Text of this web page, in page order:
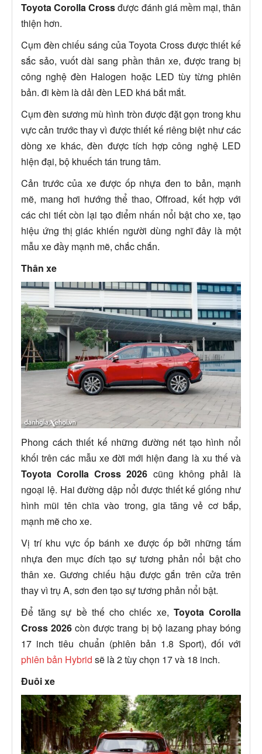
Toyota Corolla Crossđược đánh giá mềm mại, thân
thiện hơn.
Cụm đèn chiếu sáng của Toyota Cross được thiết kế
sắc sảo, vuốt dài sang phần thân xe, được trang bị
công nghệ đèn Halogen hoặc LED tùy từng phiên
bản. đi kèm là dải đèn LED khá bắt mắt.
Cụm đèn sương mù hình tròn được đặt gọn trong khu
vực cản trước thay vì được thiết kế riêng biệt như các
dòng xe khác, đèn được tích hợp công nghệ LED
hiện đại, bộ khuếch tán trung tâm.
Cản trước của xe được ốp nhựa đen to bản, mạnh
mẽ, mang hơi hướng thể thao, Offroad, kết hợp với
các chi tiết còn lại tạo điểm nhấn nổi bật cho xe, tạo
hiệu ứng thị giác khiến người dùng nghĩ đây là một
mẫu xe đầy mạnh mẽ, chắc chắn.
Thân xe
Phong cách thiết kế những đường nét tạo hình nổi
khối trên các mẫu xe đời mới hiện đang là xu thế và
Toyota Corolla Cross 2026 cũng không phải là
ngoại lệ. Hai đường dập nổi được thiết kế giống như
hình mũi tên chĩa vào trong, gia tăng vẻ cơ bắp,
mạnh mẽ cho xe.
Vị trí khu vực ốp bánh xe được ốp bởi những tấm
nhựa đen mục đích tạo sự tương phản nổi bật cho
thân xe. Gương chiếu hậu được gắn trên cửa trên
thay vì trụ A, sơn đen tạo sự tương phản nổi bật.
Để tăng sự bề thế cho chiếc xe, Toyota Corolla
Cross 2026 còn được trang bị bộ lazang phay bóng
17 inch tiêu chuẩn (phiên bản 1.8 Sport), đối với
phiên bản Hybrid sẽ là 2 tùy chọn 17 và 18 inch.
Đuôi xe